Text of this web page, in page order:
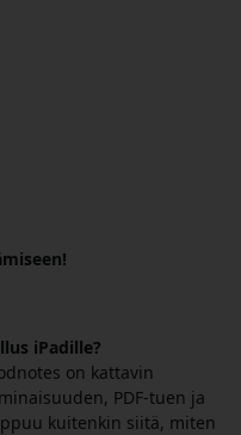
iPadille?
on kattavin
PDF-tuen ja
kuitenkin siitä, miten